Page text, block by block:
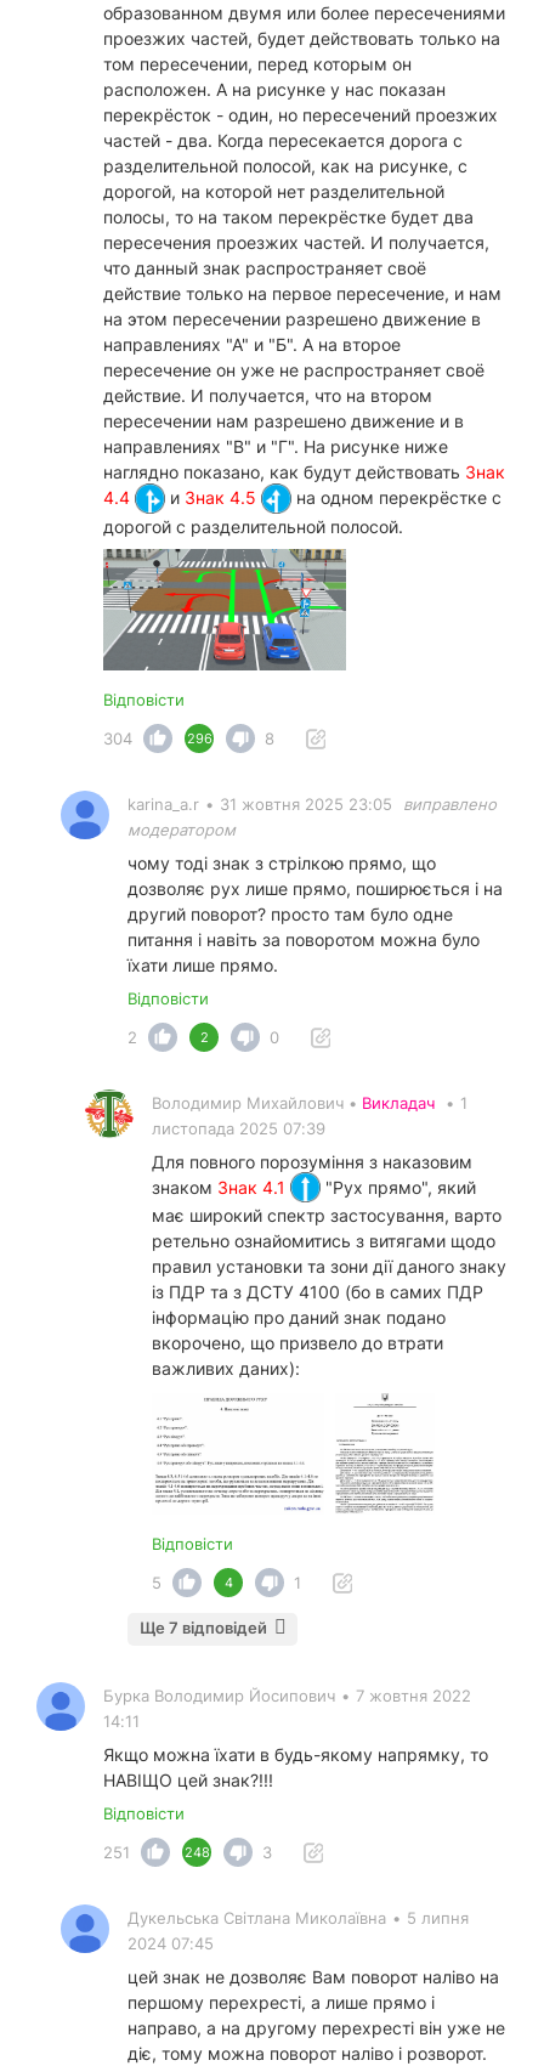
образованном двумя или более пересечениями
проезжих частей, будет действовать только на
том пересечении, перед которым он
расположен. А на рисунке у нас показан
перекрёсток - один, но пересечений проезжих
частей - два. Когда пересекается дорога с
разделительной полосой, как на рисунке, с
дорогой, на которой нет разделительной
полосы, то на таком перекрёстке будет два
пересечения проезжих частей. И получается,
что данный знак распространяет своё
действие только на первое пересечение, и нам
на этом пересечении разрешено движение в
направлениях "А" и "Б". А на второе
пересечение он уже не распространяет своё
действие. И получается, что на втором
пересечении нам разрешено движение и в
направлениях "В" и "Г". На рисунке ниже
наглядно показано, как будут действовать Знак
4.4
и Знак 4.5
на одном перекрёстке с
дорогой с разделительной полосой.
Відповісти
304
296 8
karina_a.r • 31 жовтня 2025 23:05
виправлено
модератором
чому тоді знак з стрілкою прямо, що
дозволяє рух лише прямо, поширюється і на
другий поворот? просто там було одне
питання і навіть за поворотом можна було
їхати лише прямо.
Відповісти
2
2 0
Володимир Михайлович • Викладач • 1
листопада 2025 07:39
Для повного порозуміння з наказовим
знаком Знак 4.1
"Рух прямо", який
має широкий спектр застосування, варто
ретельно ознайомитись з витягами щодо
правил установки та зони дії даного знаку
із ПДР та з ДСТУ 4100 (бо в самих ПДР
інформацію про даний знак подано
вкорочено, що призвело до втрати
важливих даних):
Відповісти
5
4 1
Ще 7 відповідей
Бурка Володимир Йосипович • 7 жовтня 2022
14:11
Якщо можна їхати в будь-якому напрямку, то
НАВІЩО цей знак?!!!
Відповісти
251
248 3
Дукельська Світлана Миколаївна • 5 липня
2024 07:45
цей знак не дозволяє Вам поворот наліво на
першому перехресті, а лише прямо і
направо, а на другому перехресті він уже не
діє, тому можна поворот наліво і розворот.